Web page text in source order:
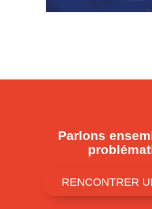
Parlons
RENCONTRER